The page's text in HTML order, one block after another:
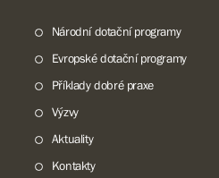
Národní dotační programy
Evropské dotační programy
Příklady dobré praxe
Výzvy
Aktuality
Kontakty